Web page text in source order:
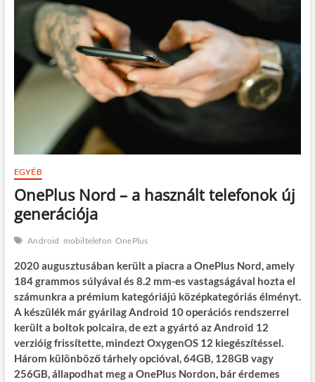
EGYÉB
OnePlus Nord – a használt telefonok új
generációja
Android mobiltelefon OnePlus
2020 augusztusában került a piacra a OnePlus Nord, amely
184 grammos súlyával és 8.2 mm-es vastagságával hozta el
számunkra a prémium kategóriájú középkategóriás élményt.
A készülék már gyárilag Android 10 operációs rendszerrel
került a boltok polcaira, de ezt a gyártó az Android 12
verzióig frissítette, mindezt OxygenOS 12 kiegészítéssel.
Három különböző tárhely opcióval, 64GB, 128GB vagy
256GB, állapodhat meg a OnePlus Nordon, bár érdemes